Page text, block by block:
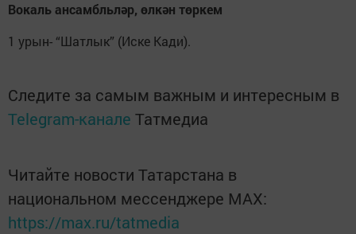
Вокаль ансамбльләр, өлкән төркем
1 урын- “Шатлык” (Иске Кади).
Следите за самым важным и интересным в
Telegram-канале Татмедиа
Читайте новости Татарстана в
национальном мессенджере MАХ:
https://max.ru/tatmedia